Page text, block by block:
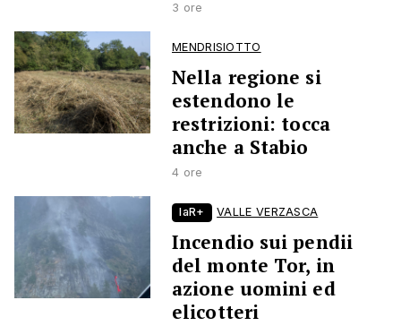
3 ore
MENDRISIOTTO
Nella regione si
estendono le
restrizioni: tocca
anche a Stabio
4 ore
laR+ VALLE VERZASCA
Incendio sui pendii
del monte Tor, in
azione uomini ed
elicotteri